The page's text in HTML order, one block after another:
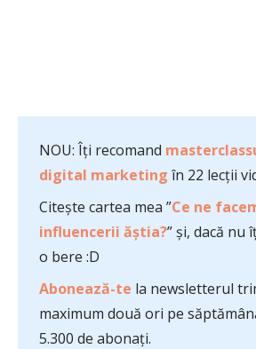
NOU: Îți recomand
digital marketing în 22 lecții
Citește cartea mea ”Ce ne
influencerii ăștia?” și, dacă nu
o bere :D
Abonează-te la newsletterul
maximum două ori pe
5.300 de abonați.